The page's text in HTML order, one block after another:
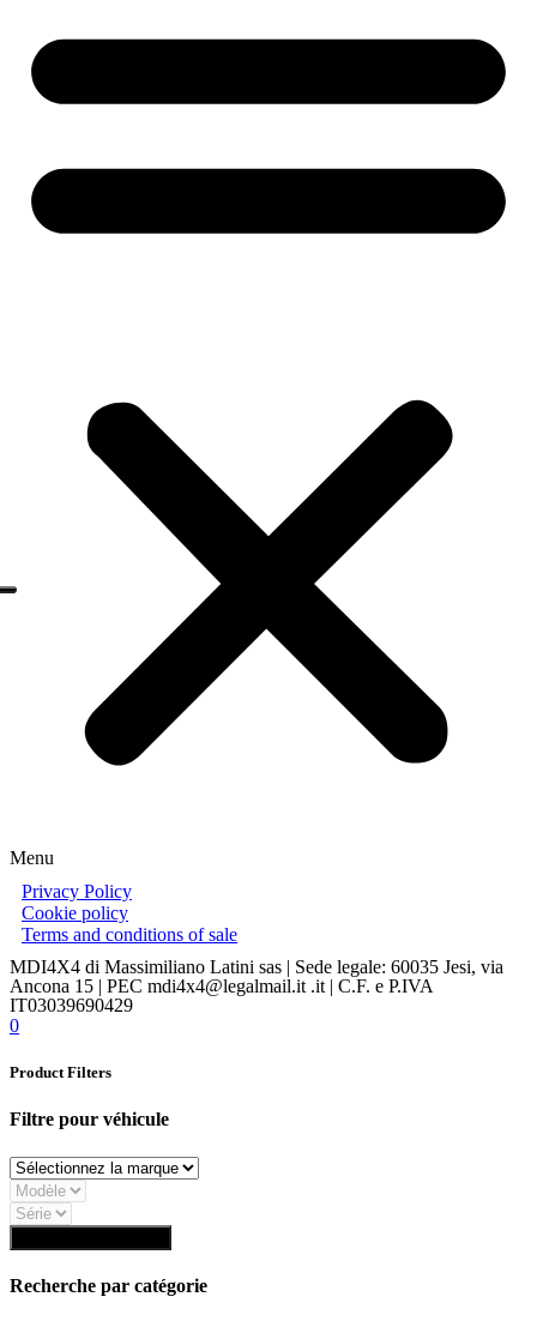
Menu
Privacy Policy
Cookie policy
Terms and conditions of sale
MDI4X4 di Massimiliano Latini sas | Sede legale: 60035 Jesi, via
Ancona 15 | PEC mdi4x4@legalmail.it .it | C.F. e P.IVA
IT03039690429
0
Product Filters
Filtre pour véhicule
Recherche par catégorie